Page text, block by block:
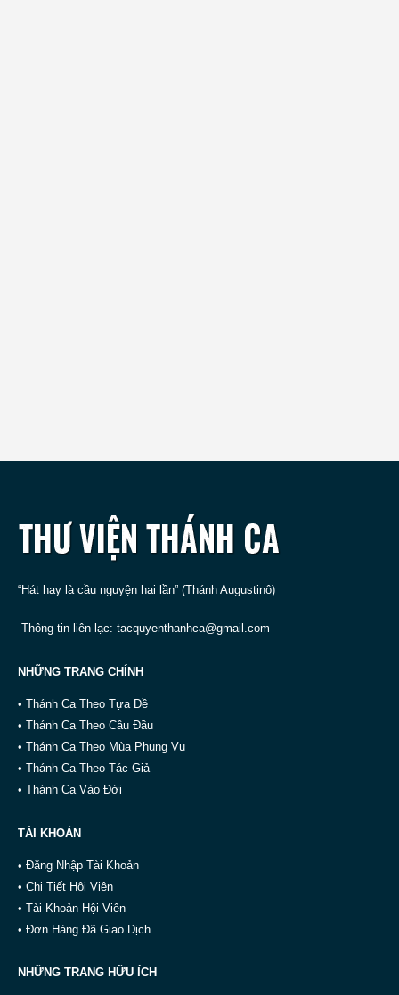
“Hát hay là cầu nguyện hai lần” (Thánh Augustinô)
Thông tin liên lạc: tacquyenthanhca@gmail.com
NHỮNG TRANG CHÍNH
• Thánh Ca Theo Tựa Đề
• Thánh Ca Theo Câu Đầu
• Thánh Ca Theo Mùa Phụng Vụ
• Thánh Ca Theo Tác Giả
• Thánh Ca Vào Đời
TÀI KHOẢN
• Đăng Nhập Tài Khoản
• Chi Tiết Hội Viên
• Tài Khoản Hội Viên
• Đơn Hàng Đã Giao Dịch
NHỮNG TRANG HỮU ÍCH